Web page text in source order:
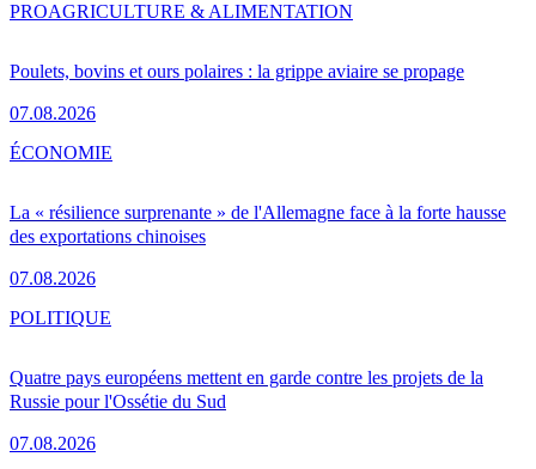
Poulets, bovins et ours polaires : la grippe aviaire se propage
07.08.2026
PROAGRICULTURE & ALIMENTATION
La « résilience surprenante » de l'Allemagne face à la forte hausse
des exportations chinoises
07.08.2026
ÉCONOMIE
Quatre pays européens mettent en garde contre les projets de la
Russie pour l'Ossétie du Sud
07.08.2026
POLITIQUE